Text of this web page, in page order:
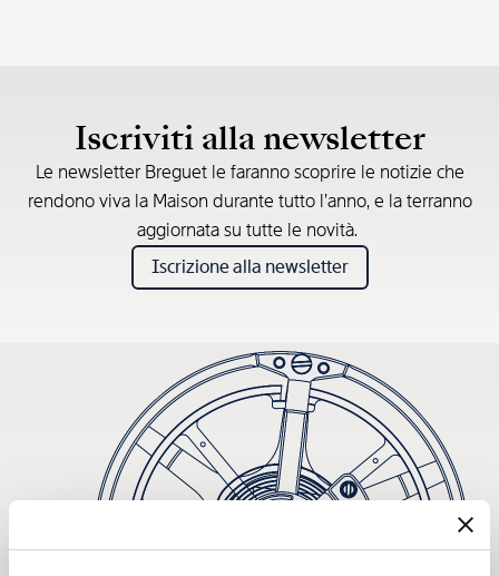
Iscriviti alla newsletter
Le newsletter Breguet le faranno scoprire le notizie che
rendono viva la Maison durante tutto l’anno, e la terranno
aggiornata su tutte le novità.
Iscrizione alla newsletter